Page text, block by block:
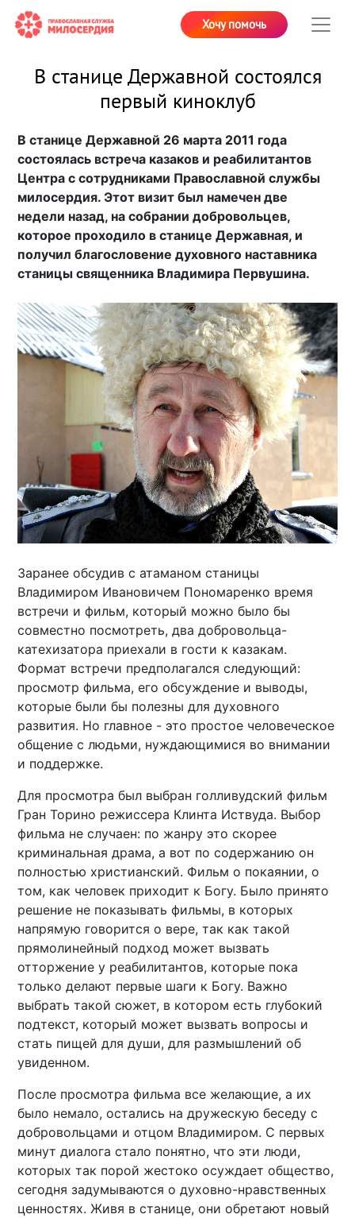
Хочу помочь
В станице Державной состоялся
первый киноклуб
В станице Державной 26 марта 2011 года
состоялась встреча казаков и реабилитантов
Центра с сотрудниками Православной службы
милосердия. Этот визит был намечен две
недели назад, на собрании добровольцев,
которое проходило в станице Державная, и
получил благословение духовного наставника
станицы священника Владимира Первушина.
Заранее обсудив с атаманом станицы
Владимиром Ивановичем Пономаренко время
встречи и фильм, который можно было бы
совместно посмотреть, два добровольца-
катехизатора приехали в гости к казакам.
Формат встречи предполагался следующий:
просмотр фильма, его обсуждение и выводы,
которые были бы полезны для духовного
развития. Но главное - это простое человеческое
общение с людьми, нуждающимися во внимании
и поддержке.
Для просмотра был выбран голливудский фильм
Гран Торино режиссера Клинта Иствуда. Выбор
фильма не случаен: по жанру это скорее
криминальная драма, а вот по содержанию он
полностью христианский. Фильм о покаянии, о
том, как человек приходит к Богу. Было принято
решение не показывать фильмы, в которых
напрямую говорится о вере, так как такой
прямолинейный подход может вызвать
отторжение у реабилитантов, которые пока
только делают первые шаги к Богу. Важно
выбрать такой сюжет, в котором есть глубокий
подтекст, который может вызвать вопросы и
стать пищей для души, для размышлений об
увиденном.
После просмотра фильма все желающие, а их
было немало, остались на дружескую беседу с
добровольцами и отцом Владимиром. С первых
минут диалога стало понятно, что эти люди,
которых так порой жестоко осуждает общество,
сегодня задумываются о духовно-нравственных
ценностях. Живя в станице, они обретают новый